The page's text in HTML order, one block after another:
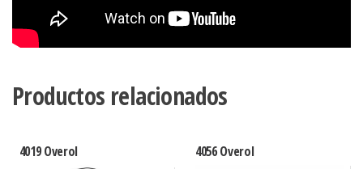
Productos relacionados
4019 Overol 4056 Overol